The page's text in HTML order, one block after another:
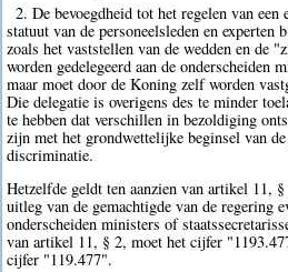
2. De bevoegdheid tot het regelen van een
statuut van de personeelsleden en experten
zoals het vaststellen van de wedden en de
worden gedelegeerd aan de onderscheiden
maar moet door de Koning zelf worden
Die delegatie is overigens des te minder
te hebben dat verschillen in bezoldiging
zijn met het grondwettelijke beginsel van
discriminatie.
Hetzelfde geldt ten aanzien van artikel 11,
uitleg van de gemachtigde van de regering
onderscheiden ministers of
van artikel 11, § 2, moet het cijfer
cijfer "119.477".